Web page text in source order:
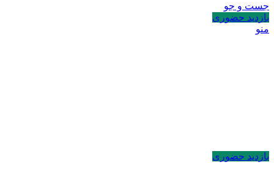
جست و جو
بازدید حضوری
منو
بازدید حضوری